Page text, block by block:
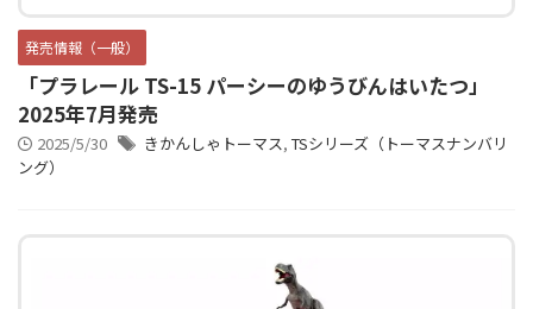
発売情報（一般）
「プラレール TS-15 パーシーのゆうびんはいたつ」
2025年7月発売
2025/5/30 きかんしゃトーマス, TSシリーズ（トーマスナンバリ
ング）